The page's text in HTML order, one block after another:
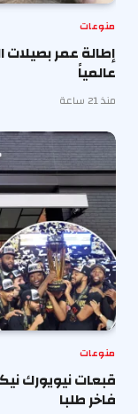
منوعات
إطالة عمر
عالمياً
منذ 21 ساعة
منوعات
قبعات نيويورك
فاخر طلبا